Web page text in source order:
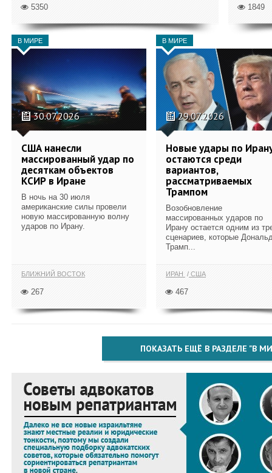
5350 1849
В МИРЕ
30.07.2026
США нанесли
массированный удар по
десяткам объектов
КСИР в Иране
В ночь на 30 июля
американские силы провели
новую массированную волну
ударов по Ирану.
БЛИЖНИЙ ВОСТОК
267
В МИРЕ
29.07.2026
Новые удары по
остаются среди
вариантов,
рассматриваемых
Трампом
Возобновление
массированных ударов по
Ирану остается одним из
сценариев, которые
Трамп...
ИРАН США
467
ПОКАЗАТЬ ЕЩЁ В РАЗДЕЛЕ "В